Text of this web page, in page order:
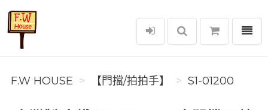
F.W House
選單
F.W HOUSE 【門擋/拍拍手】 S1-01200